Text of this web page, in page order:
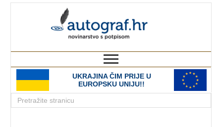
UKRAJINA ČIM PRIJE U
EUROPSKU UNIJU!!